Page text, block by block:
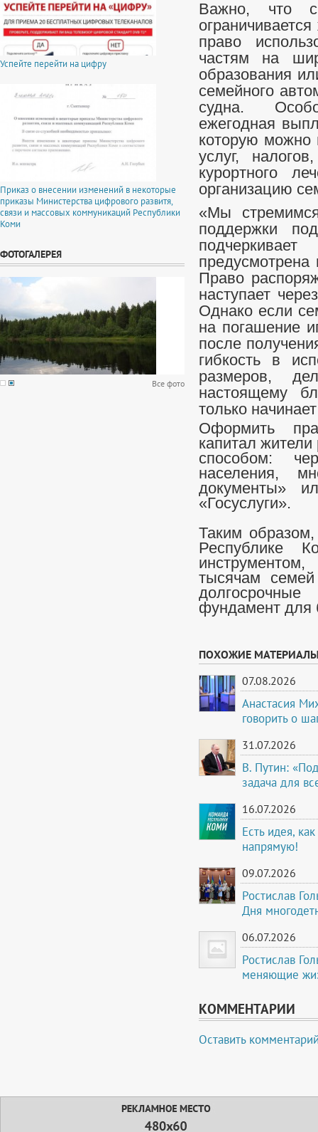
Успейте перейти на цифру
Приказ о внесении изменений в некоторые
приказы Министерства цифрового развитя,
связи и массовых коммуникаций Республики
Коми
ФОТОГАЛЕРЕЯ
Все фото
Важно, что
право
частям на
образования
семейного
судна.
ежегодная
которую можно
услуг,
курортного
организацию
«Мы
поддержки
предусмотрена
Право
наступает
Однако если
на погашение
после
гибкость в
размеров,
настоящему
только
Оформить
капитал
способом:
населения,
документы»
«Госуслуги».
Таким
Республике
тысячам семей
фундамент для
ПОХОЖИЕ
07.08.2026
Анастасия
говорить о
31.07.2026
В. Путин:
задача для
16.07.2026
Есть идея,
напрямую!
09.07.2026
Ростислав
Дня
06.07.2026
Ростислав
меняющие
КОММЕНТАРИИ
Оставить